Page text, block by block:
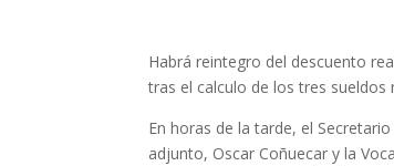
Habrá reintegro del descuento
tras el calculo de los tres
En horas de la tarde, el
adjunto, Oscar Coñuecar y la